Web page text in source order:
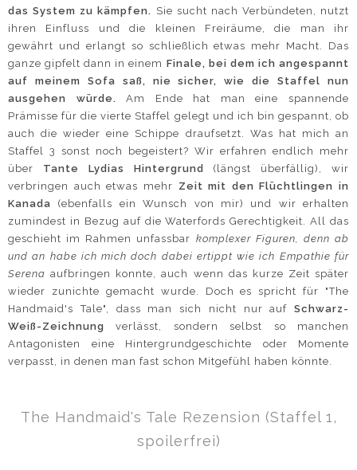
das System zu kämpfen. Sie sucht nach Verbündeten, nutzt
ihren Einfluss und die kleinen Freiräume, die man ihr
gewährt und erlangt so schließlich etwas mehr Macht. Das
ganze gipfelt dann in einem Finale, bei dem ich angespannt
auf meinem Sofa saß, nie sicher, wie die Staffel nun
ausgehen würde.
Am Ende hat man eine spannende
Prämisse für die vierte Staffel gelegt und ich bin gespannt, ob
auch die wieder eine Schippe draufsetzt. Was hat mich an
Staffel 3 sonst noch begeistert? Wir erfahren endlich mehr
über Tante Lydias Hintergrund (längst überfällig), wir
verbringen auch etwas mehr Zeit mit den Flüchtlingen in
Kanada (ebenfalls ein Wunsch von mir) und wir erhalten
zumindest in Bezug auf die Waterfords Gerechtigkeit. All das
geschieht im Rahmen unfassbar komplexer Figuren, denn ab
und an habe ich mich doch dabei ertippt wie ich Empathie für
Serena aufbringen konnte, auch wenn das kurze Zeit später
wieder zunichte gemacht wurde. Doch es spricht für "The
Handmaid's Tale", dass man sich nicht nur auf Schwarz-
Weiß-Zeichnung verlässt, sondern selbst so manchen
Antagonisten eine Hintergrundgeschichte oder Momente
verpasst, in denen man fast schon Mitgefühl haben könnte.
The Handmaid's Tale Rezension (Staffel 1,
spoilerfrei)